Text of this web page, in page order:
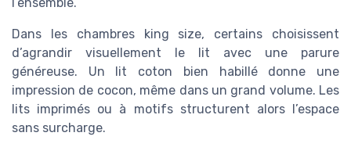
Dans les chambres king size, certains choisissent
d’agrandir visuellement le lit avec une parure
généreuse. Un lit coton bien habillé donne une
impression de cocon, même dans un grand volume. Les
lits imprimés ou à motifs structurent alors l’espace
sans surcharge.